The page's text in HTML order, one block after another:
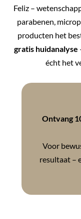
Feliz –
parabenen,
producten het
gratis huidanalyse
écht het
Ontvang
Voor
resultaat –